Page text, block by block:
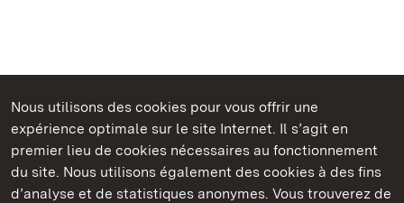
Nous utilisons des cookies pour vous offrir une
expérience optimale sur le site Internet. Il s’agit en
premier lieu de cookies nécessaires au fonctionnement
du site. Nous utilisons également des cookies à des fins
d’analyse et de statistiques anonymes. Vous trouverez de
Châteaux et jardins publics du Bade-Wurtemberg